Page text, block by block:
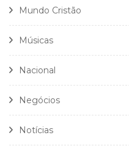
Mundo Cristão
Músicas
Nacional
Negócios
Notícias